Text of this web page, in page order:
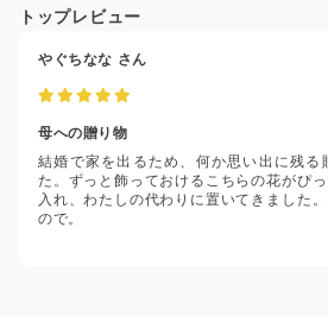
トップレビュー
やぐちなな さん
母への贈り物
結婚で家を出るため、何か思い出に残る
た。ずっと飾っておけるこちらの花がぴ
入れ、わたしの代わりに置いてきました
ので。